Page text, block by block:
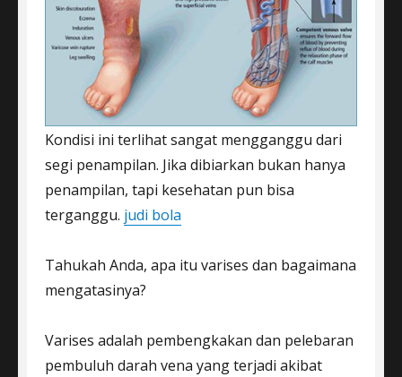
Kondisi ini terlihat sangat mengganggu dari
segi penampilan. Jika dibiarkan bukan hanya
penampilan, tapi kesehatan pun bisa
terganggu. judi bola
Tahukah Anda, apa itu varises dan bagaimana
mengatasinya?
Varises adalah pembengkakan dan pelebaran
pembuluh darah vena yang terjadi akibat